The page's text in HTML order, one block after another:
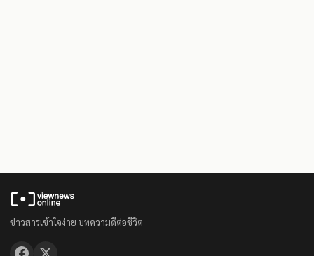
ข่าวสารเข้าใจง่าย บทความดีต่อชีวิต